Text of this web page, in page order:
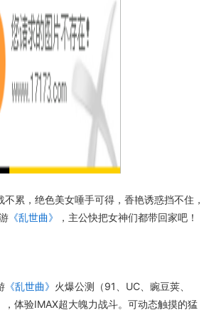
累，绝色美女唾手可得，香艳诱惑挡不住，
《乱世曲》 ，主公快把女神们都带回家吧！
《乱世曲》 火爆公测（91、UC、豌豆荚、
体验IMAX超大魄力战斗。可动态触摸的猛